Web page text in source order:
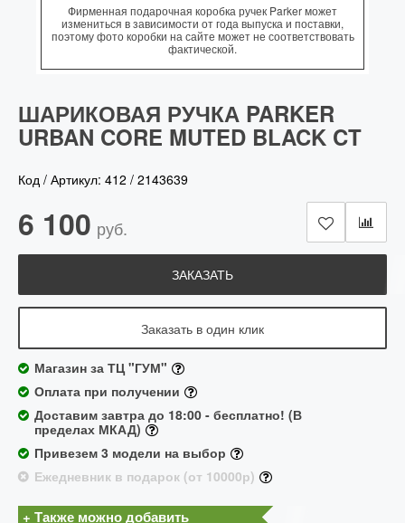
Фирменная подарочная коробка ручек Parker может
измениться в зависимости от года выпуска и поставки,
поэтому фото коробки на сайте может не соответствовать
фактической.
ШАРИКОВАЯ РУЧКА PARKER
URBAN CORE MUTED BLACK CT
Код / Артикул: 412 / 2143639
6 100 руб.
ЗАКАЗАТЬ
Заказать в один клик
Магазин за ТЦ "ГУМ"
Оплата при получении
Доставим завтра до 18:00 - бесплатно! (В
пределах МКАД)
Привезем 3 модели на выбор
Ежедневник в подарок (от 10000р)
+ Также можно добавить